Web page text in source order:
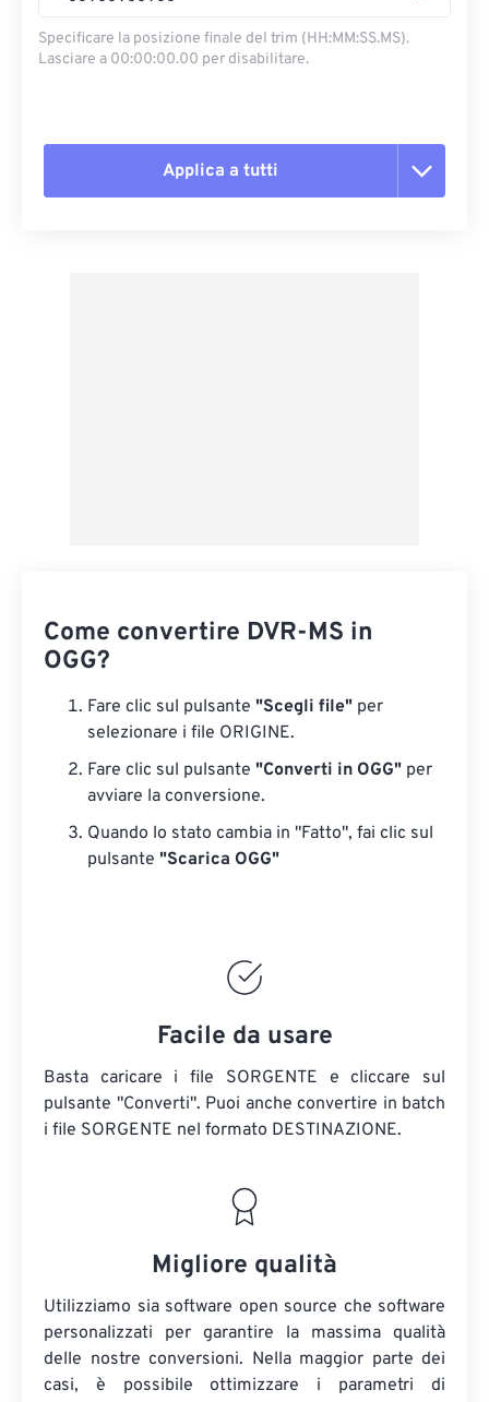
Specificare la posizione finale del trim (HH:MM:SS.MS).
Lasciare a 00:00:00.00 per disabilitare.
Applica a tutti
Come convertire DVR-MS in
OGG?
Fare clic sul pulsante "Scegli file" per
selezionare i file ORIGINE.
Fare clic sul pulsante "Converti in OGG" per
avviare la conversione.
Quando lo stato cambia in "Fatto", fai clic sul
pulsante "Scarica OGG"
Facile da usare
Basta caricare i file SORGENTE e cliccare sul
pulsante "Converti". Puoi anche convertire in batch
i file SORGENTE nel formato DESTINAZIONE.
Migliore qualità
Utilizziamo sia software open source che software
personalizzati per garantire la massima qualità
delle nostre conversioni. Nella maggior parte dei
casi, è possibile ottimizzare i parametri di